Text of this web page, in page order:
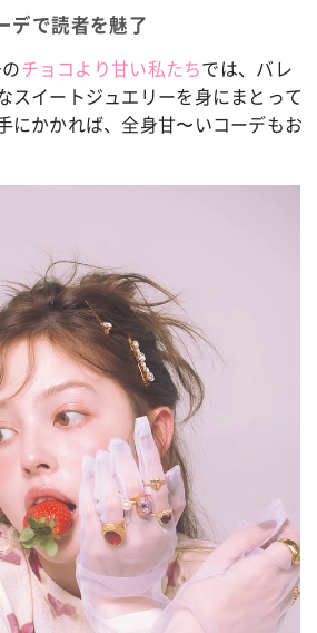
デで読者を魅了
チョコより甘い私たちでは、バレ
スイートジュエリーを身にまとって
にかかれば、全身甘〜いコーデもお